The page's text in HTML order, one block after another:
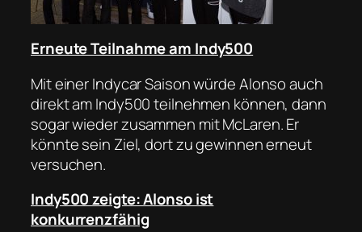
Erneute Teilnahme am Indy500
Mit einer Indycar Saison würde Alonso auch
direkt am Indy500 teilnehmen können, dann
sogar wieder zusammen mit McLaren. Er
könnte sein Ziel, dort zu gewinnen erneut
versuchen.
Indy500 zeigte: Alonso ist
konkurrenzfähig